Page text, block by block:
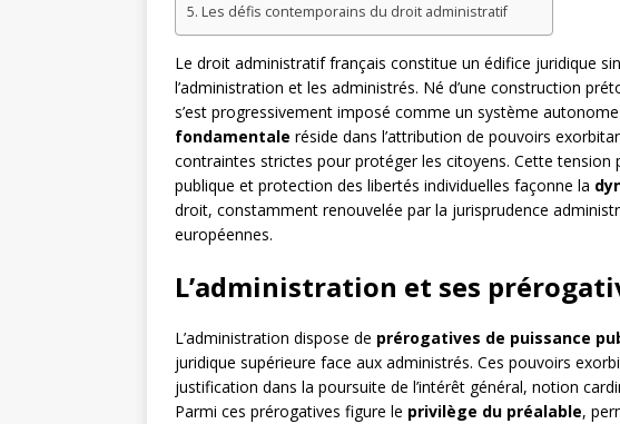
Les défis contemporains du droit administratif
Le droit administratif français constitue un édifice juridique
l’administration et les administrés. Né d’une construction
s’est progressivement imposé comme un système
fondamentale réside dans l’attribution de pouvoirs
contraintes strictes pour protéger les citoyens. Cette tension
publique et protection des libertés individuelles façonne la
droit, constamment renouvelée par la jurisprudence
européennes.
L’administration et ses
L’administration dispose de prérogatives de puissance
juridique supérieure face aux administrés. Ces pouvoirs
justification dans la poursuite de l’intérêt général, notion
Parmi ces prérogatives figure le privilège du préalable,